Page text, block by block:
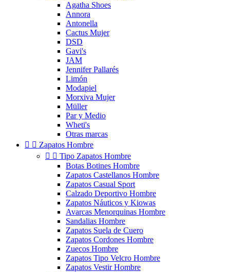
Agatha Shoes
Annora
Antonella
Cactus Mujer
DSD
Gavi's
JAM
Jennifer Pallarés
Limón
Modapiel
Morxiva Mujer
Müller
Par y Medio
Wheti's
Otras marcas
  Zapatos Hombre
  Tipo Zapatos Hombre
Botas Botines Hombre
Zapatos Castellanos Hombre
Zapatos Casual Sport
Calzado Deportivo Hombre
Zapatos Náuticos y Kiowas
Avarcas Menorquinas Hombre
Sandalias Hombre
Zapatos Suela de Cuero
Zapatos Cordones Hombre
Zuecos Hombre
Zapatos Tipo Velcro Hombre
Zapatos Vestir Hombre